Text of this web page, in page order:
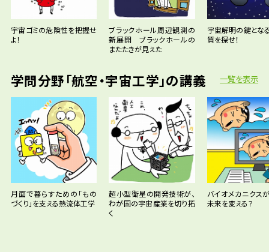
宇宙ゴミの危険性を把握せ
よ！
ブラックホール周辺観測の
新展開 ブラックホールの
またたきが見えた
宇宙解明の鍵とな
質を探せ！
学問分野「航空・宇宙工学」の講義
月面で暮らすための「もの
づくり」を支える熱流体工学
超小型衛星の開発技術が、
わが国の宇宙産業を切り拓
く
バイオメカニクス
未来を変える？
一覧を表示